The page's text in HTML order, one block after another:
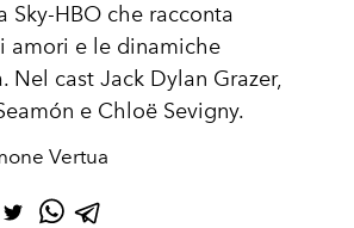
Sky-HBO che racconta
amori e le dinamiche
Nel cast Jack Dylan Grazer,
e Chloë Sevigny.
Vertua